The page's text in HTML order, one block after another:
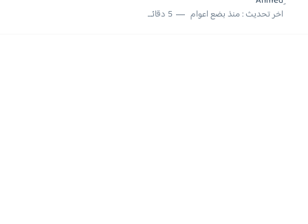
اخر تحديث :منذ بضع اعوام 5 دقائق للقراءة